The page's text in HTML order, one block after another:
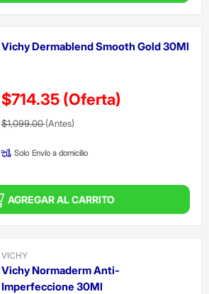
Vichy Dermablend Smooth Gold 30Ml
$714.35 (Oferta)
Precio reducido de
$1,099.00(Antes)(Oferta)
Solo Envío a domicilio
AGREGAR AL CARRITO
VICHY
Vichy Normaderm Anti-
Imperfeccione 30Ml